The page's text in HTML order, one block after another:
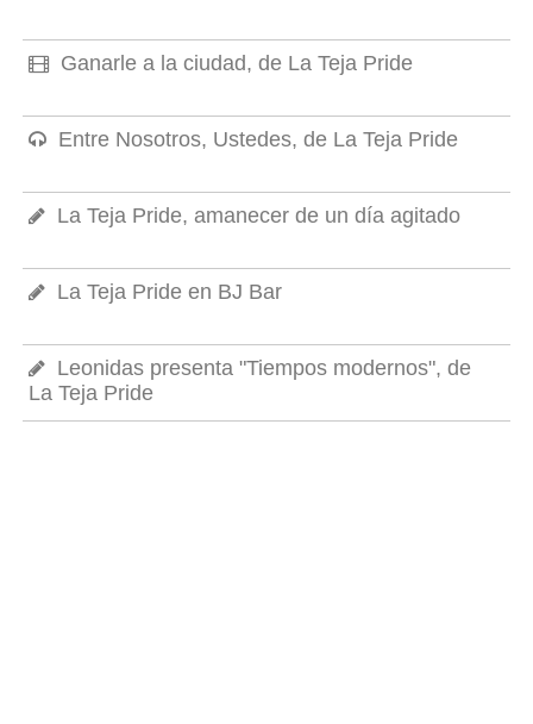
Ganarle a la ciudad, de La Teja Pride
Entre Nosotros, Ustedes, de La Teja Pride
La Teja Pride, amanecer de un día agitado
La Teja Pride en BJ Bar
Leonidas presenta "Tiempos modernos", de
La Teja Pride